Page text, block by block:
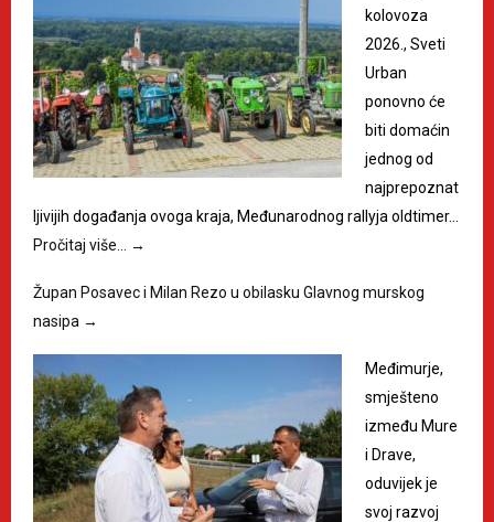
kolovoza
2026., Sveti
Urban
ponovno će
biti domaćin
jednog od
najprepoznat
ljivijih događanja ovoga kraja, Međunarodnog rallyja oldtimer…
Pročitaj više…
→
Župan Posavec i Milan Rezo u obilasku Glavnog murskog
nasipa →
Međimurje,
smješteno
između Mure
i Drave,
oduvijek je
svoj razvoj